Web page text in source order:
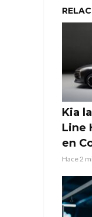
Kia
Line
en
Hace 2